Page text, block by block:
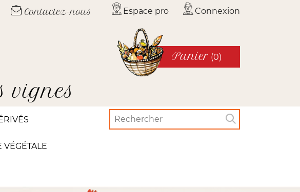
Contactez-nous Espace pro Connexion
vignes
Panier (0)
VÉGÉTALE